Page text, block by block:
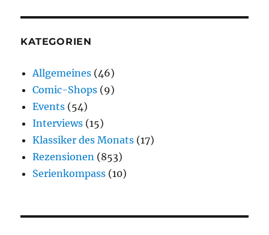
KATEGORIEN
Allgemeines (46)
Comic-Shops (9)
Events (54)
Interviews (15)
Klassiker des Monats (17)
Rezensionen (853)
Serienkompass (10)